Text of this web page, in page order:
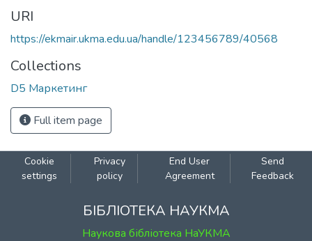
URI
https://ekmair.ukma.edu.ua/handle/123456789/40568
Collections
D5 Маркетинг
Full item page
Cookie
settings
Privacy
policy
End User
Agreement
Send
Feedback
БІБЛІОТЕКА НАУКМА
Наукова бібліотека НаУКМА